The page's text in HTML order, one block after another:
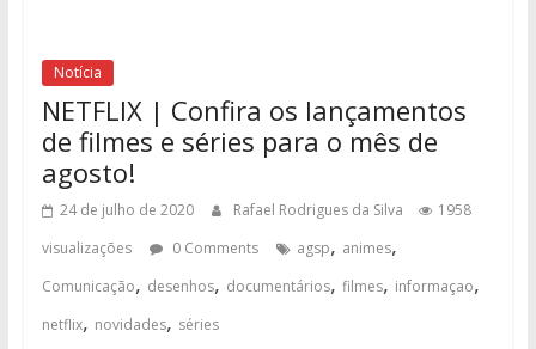
Notícia
NETFLIX | Confira os lançamentos
de filmes e séries para o mês de
agosto!
24 de julho de 2020 Rafael Rodrigues da Silva
1958
visualizações
0 Comments agsp, animes,
Comunicação, desenhos, documentários, filmes, informaçao,
netflix, novidades, séries